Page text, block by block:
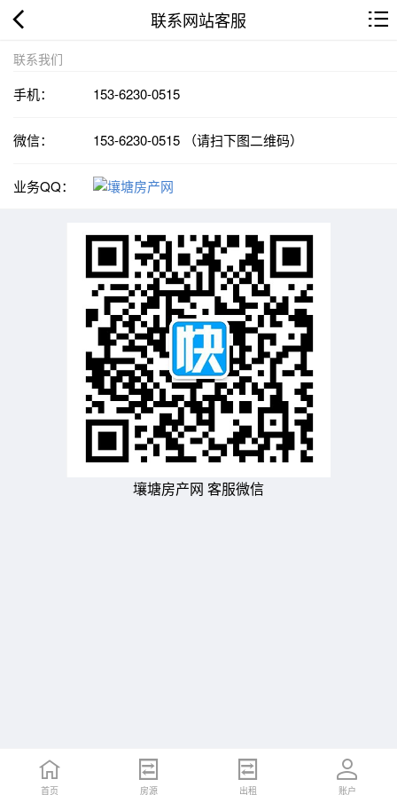
联系网站客服
联系我们
手机： 153-6230-0515
微信： 153-6230-0515 （请扫下图二维码）
业务QQ：
壤塘房产网 客服微信
首页 房源 出租 账户